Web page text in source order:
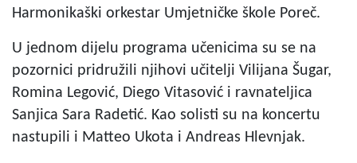
Harmonikaški orkestar Umjetničke škole Poreč.
U jednom dijelu programa učenicima su se na
pozornici pridružili njihovi učitelji Vilijana Šugar,
Romina Legović, Diego Vitasović i ravnateljica
Sanjica Sara Radetić. Kao solisti su na koncertu
nastupili i Matteo Ukota i Andreas Hlevnjak.